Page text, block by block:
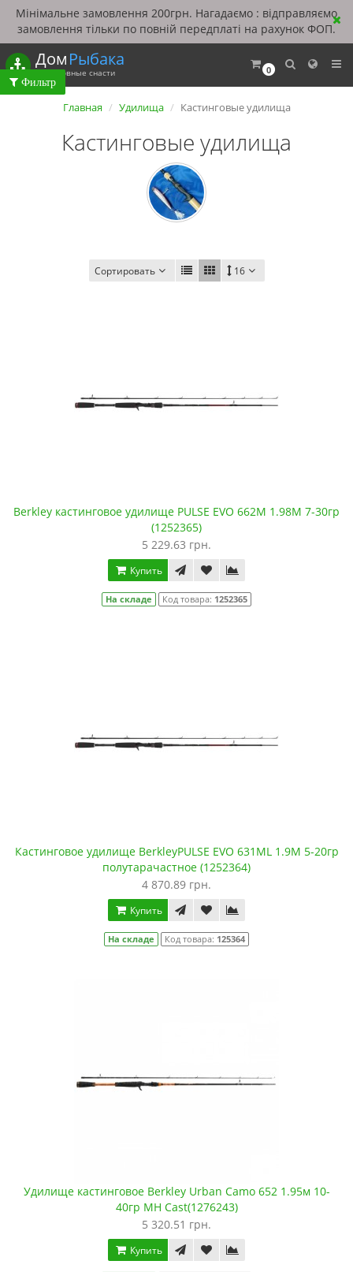
Мінімальне замовлення 200грн. Нагадаємо : відправляємо
замовлення тільки по повній передплаті на рахунок ФОП.
0
ДомРыбака
Рыболовные снасти
Главная Удилища Кастинговые удилища
Кастинговые удилища
Сортировать 16
Berkley кастинговое удилище PULSE EVO 662M 1.98М 7-30гр
(1252365)
5 229.63 грн.
Купить
На складе Код товара: 1252365
Кастинговое удилище BerkleyPULSE EVO 631ML 1.9М 5-20гр
полутарачастное (1252364)
4 870.89 грн.
Купить
На складе Код товара: 125364
Удилище кастинговое Berkley Urban Camo 652 1.95м 10-
40гр MH Cast(1276243)
5 320.51 грн.
Купить